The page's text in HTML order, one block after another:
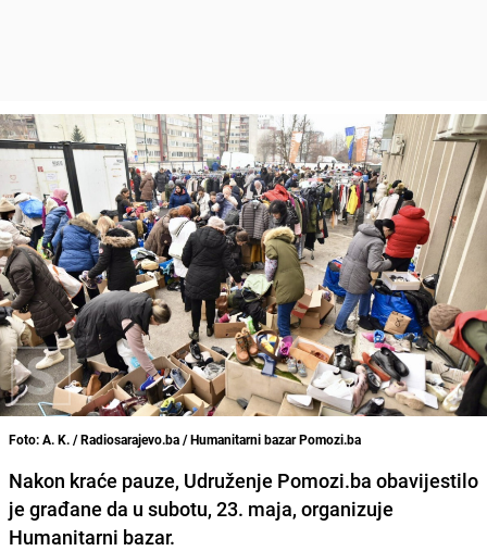
Foto: A. K. / Radiosarajevo.ba / Humanitarni bazar Pomozi.ba
Nakon kraće pauze, Udruženje Pomozi.ba obavijestilo
je građane da u subotu, 23. maja, organizuje
Humanitarni bazar.